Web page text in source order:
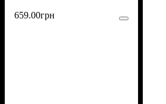
659.00грн